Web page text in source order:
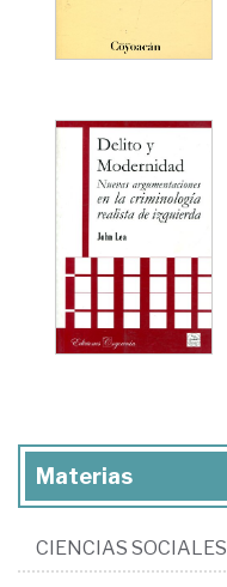
Materias
CIENCIAS SOCIALES